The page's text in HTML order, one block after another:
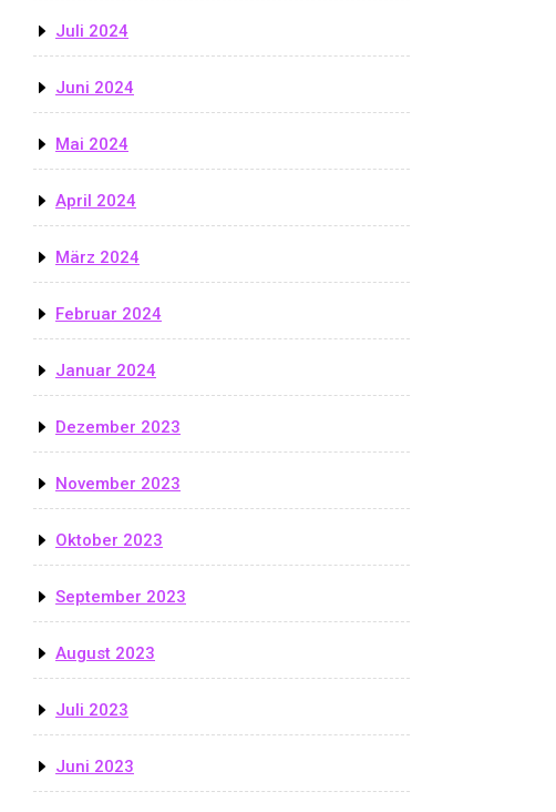
Juli 2024
Juni 2024
Mai 2024
April 2024
März 2024
Februar 2024
Januar 2024
Dezember 2023
November 2023
Oktober 2023
September 2023
August 2023
Juli 2023
Juni 2023